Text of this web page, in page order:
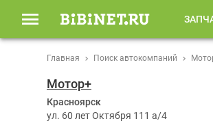
Главная Поиск автокомпаний
Мотор+
Красноярск
ул. 60 лет Октября 111 а/4